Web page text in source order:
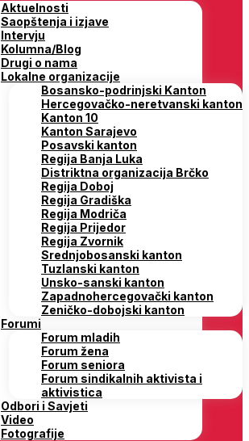
Aktuelnosti
Saopštenja i izjave
Intervju
Kolumna/Blog
Drugi o nama
Lokalne organizacije
Bosansko-podrinjski Kanton
Hercegovačko-neretvanski kanton
Kanton 10
Kanton Sarajevo
Posavski kanton
Regija Banja Luka
Distriktna organizacija Brčko
Regija Doboj
Regija Gradiška
Regija Modriča
Regija Prijedor
Regija Zvornik
Srednjobosanski kanton
Tuzlanski kanton
Unsko-sanski kanton
Zapadnohercegovački kanton
Zeničko-dobojski kanton
Forumi
Forum mladih
Forum žena
Forum seniora
Forum sindikalnih aktivista i
aktivistica
Odbori i Savjeti
Video
Fotografije